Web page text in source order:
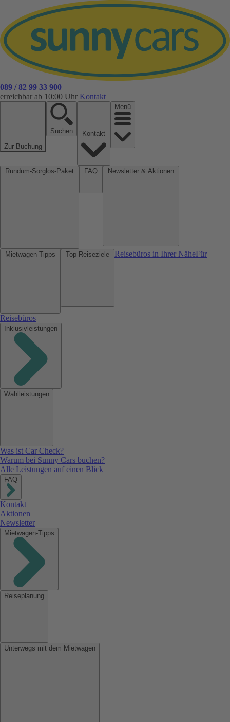
089 / 82 99 33 900
erreichbar ab 10:00 Uhr Kontakt
Zur Buchung
Suchen
Menü
Reisebüros in Ihrer NäheFür
Reisebüros
Inklusivleistungen
Wahlleistungen
Was ist Car Check?
Warum bei Sunny Cars buchen?
Alle Leistungen auf einen Blick
FAQ
Kontakt
Aktionen
Newsletter
Mietwagen-Tipps
Reiseplanung
Unterwegs mit dem Mietwagen